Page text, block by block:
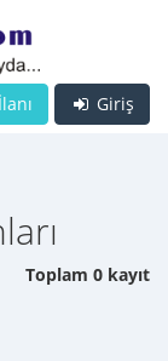
Giriş
Toplam 0 kayıt